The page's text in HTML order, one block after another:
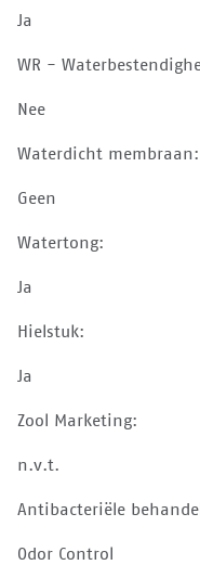
Ja
WR -
Nee
Waterdicht membraan:
Geen
Watertong:
Ja
Hielstuk:
Ja
Zool Marketing:
n.v.t.
Antibacteriële
Odor Control